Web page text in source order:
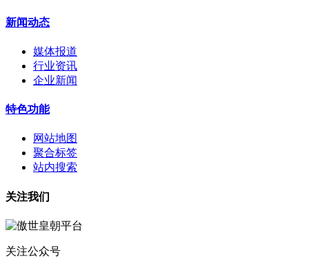
新闻动态
媒体报道
行业资讯
企业新闻
特色功能
网站地图
聚合标签
站内搜索
关注我们
关注公众号